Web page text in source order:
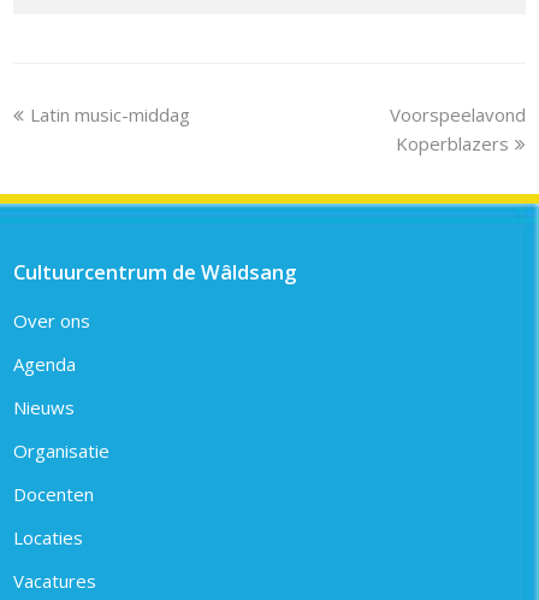
previous
Latin music-middag
next
post:
Voorspeelavond
Koperblazers
Cultuurcentrum de Wâldsang
Over ons
Agenda
Nieuws
Organisatie
Docenten
Locaties
Vacatures